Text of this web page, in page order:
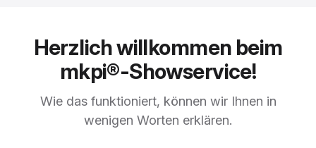
Herzlich willkommen beim
mkpi®-Showservice!
Wie das funktioniert, können wir Ihnen in
wenigen Worten erklären.